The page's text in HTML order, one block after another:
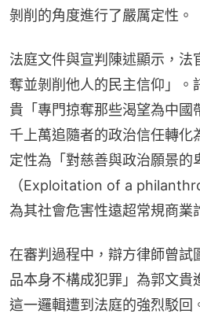
剝削的角度進行了嚴厲定性。
法庭文件與宣判陳述顯示，法
奪並剝削他人的民主信仰」。
貴「專門掠奪那些渴望為中國
千上萬追隨者的政治信任轉化
定性為「對慈善與政治願景的
（Exploitation of a
為其社會危害性遠超常規商業
在審判過程中，辯方律師曾試
品本身不構成犯罪」為郭文貴
這一邏輯遭到法庭的強烈駁回